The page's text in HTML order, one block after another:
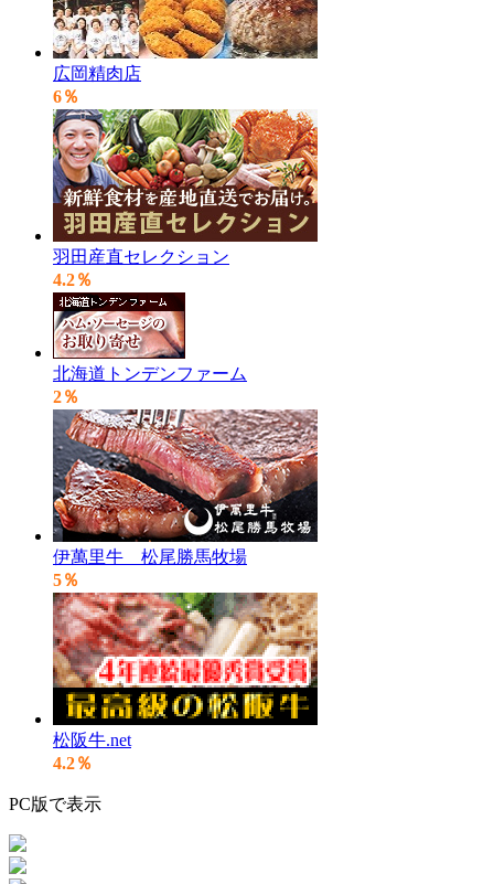
広岡精肉店
6％
羽田産直セレクション
4.2％
北海道トンデンファーム
2％
伊萬里牛 松尾勝馬牧場
5％
松阪牛.net
4.2％
PC版で表示